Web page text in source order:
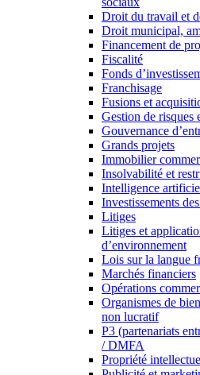
Droit du travail et
Droit municipal,
Financement de
Fiscalité
Fonds
Franchisage
Fusions et
Gestion de risques
Gouvernance
Grands projets
Immobilier
Insolvabilité et
Intelligence
Investissements
Litiges
Litiges et
d’environnement
Lois sur la langue
Marchés financiers
Opérations
Organismes de
non lucratif
P3 (partenariats
/ DMFA
Propriété